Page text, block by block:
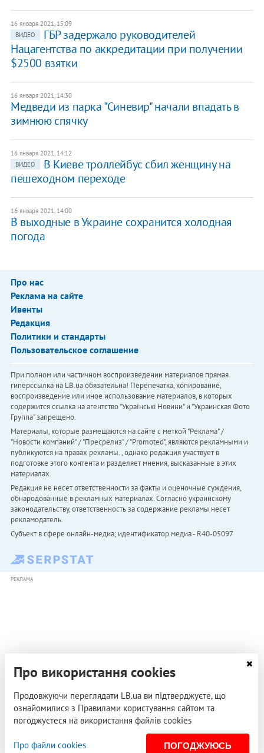
16 января 2021, 15:09
ВИДЕО
ГБР задержало руководителей
Нацагентства по аккредитации при получении
$2500 взятки
16 января 2021, 14:30
Медведи из парка "Синевир" начали впадать в
зимнюю спячку
16 января 2021, 14:12
ВИДЕО
В Киеве троллейбус сбил женщину на
пешеходном переходе
16 января 2021, 14:00
В выходные в Украине сохранится холодная
погода
Про нас
Реклама на сайте
Ивенты
Редакция
Политики и стандарты
Пользовательское соглашение
При полном или частичном воспроизведении материалов прямая
гиперссылка на LB.ua обязательна! Перепечатка, копирование,
воспроизведение или иное использование материалов, в которых
содержится ссылка на агентство "Українськi Новини" и "Украинская Фото
Группа" запрещено.
Материалы, которые размещаются на сайте с меткой "Реклама" /
"Новости компаний" / "Пресрелиз" / "Promoted", являются рекламными и
публикуются на правах рекламы. , однако редакция участвует в
подготовке этого контента и разделяет мнения, высказанные в этих
материалах.
Редакция не несет ответственности за факты и оценочные суждения,
обнародованные в рекламных материалах. Согласно украинскому
законодательству, ответственность за содержание рекламы несет
рекламодатель.
Субъект в сфере онлайн-медиа; идентификатор медиа - R40-05097
РЕКЛАМА
Про використання cookies
Продовжуючи переглядати LB.ua ви підтверджуєте, що
ознайомилися з Правилами користування сайтом та
погоджуєтеся на використання файлів cookies
Про файли cookies ПОГОДЖУЮСЬ